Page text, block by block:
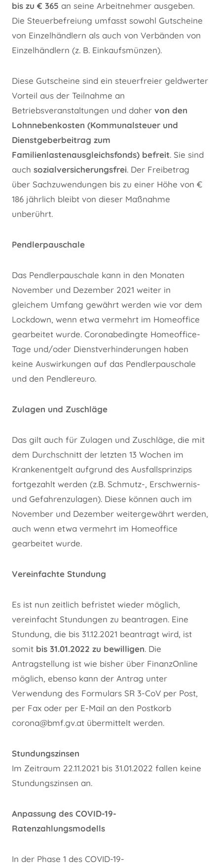
bis zu € 365 an seine Arbeitnehmer ausgeben.
Die Steuerbefreiung umfasst sowohl Gutscheine
von Einzelhändlern als auch von Verbänden von
Einzelhändlern (z. B. Einkaufsmünzen).
Diese Gutscheine sind ein steuerfreier geldwerter
Vorteil aus der Teilnahme an
Betriebsveranstaltungen und daher von den
Lohnnebenkosten (Kommunalsteuer und
Dienstgeberbeitrag zum
Familienlastenausgleichsfonds) befreit. Sie sind
auch sozialversicherungsfrei. Der Freibetrag
über Sachzuwendungen bis zu einer Höhe von €
186 jährlich bleibt von dieser Maßnahme
unberührt.
Pendlerpauschale
Das Pendlerpauschale kann in den Monaten
November und Dezember 2021 weiter in
gleichem Umfang gewährt werden wie vor dem
Lockdown, wenn etwa vermehrt im Homeoffice
gearbeitet wurde. Coronabedingte Homeoffice-
Tage und/oder Dienstverhinderungen haben
keine Auswirkungen auf das Pendlerpauschale
und den Pendlereuro.
Zulagen und Zuschläge
Das gilt auch für Zulagen und Zuschläge, die mit
dem Durchschnitt der letzten 13 Wochen im
Krankenentgelt aufgrund des Ausfallsprinzips
fortgezahlt werden (z.B. Schmutz-, Erschwernis-
und Gefahrenzulagen). Diese können auch im
November und Dezember weitergewährt werden,
auch wenn etwa vermehrt im Homeoffice
gearbeitet wurde.
Vereinfachte Stundung
Es ist nun zeitlich befristet wieder möglich,
vereinfacht Stundungen zu beantragen. Eine
Stundung, die bis 31.12.2021 beantragt wird, ist
somit bis 31.01.2022 zu bewilligen. Die
Antragstellung ist wie bisher über FinanzOnline
möglich, ebenso kann der Antrag unter
Verwendung des Formulars SR 3-CoV per Post,
per Fax oder per E-Mail an den Postkorb
corona@bmf.gv.at übermittelt werden.
Stundungszinsen
Im Zeitraum 22.11.2021 bis 31.01.2022 fallen keine
Stundungszinsen an.
Anpassung des COVID-19-
Ratenzahlungsmodells
In der Phase 1 des COVID-19-